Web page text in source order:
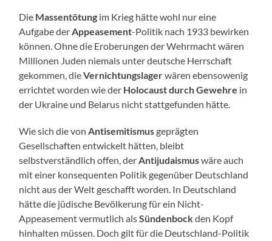
Die Massentötung im Krieg hätte wohl nur eine
Aufgabe derAppeasement-Politik nach 1933 bewirken
können. Ohne die Eroberungen der Wehrmacht wären
Millionen Juden niemals unter deutsche Herrschaft
gekommen, dieVernichtungslagerwären ebensowenig
errichtet worden wie der Holocaust durch Gewehre in
der Ukraine und Belarus nicht stattgefunden hätte.
Wie sich die vonAntisemitismusgeprägten
Gesellschaften entwickelt hätten, bleibt
selbstverständlich offen, derAntijudaismuswäre auch
mit einer konsequenten Politik gegenüber Deutschland
nicht aus der Welt geschafft worden. In Deutschland
hätte die jüdische Bevölkerung für ein Nicht-
Appeasement vermutlich alsSündenbockden Kopf
hinhalten müssen. Doch gilt für die Deutschland-Politik